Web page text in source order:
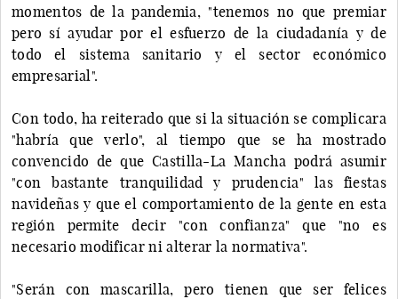
momentos de la pandemia, "tenemos no que premiar
pero sí ayudar por el esfuerzo de la ciudadanía y de
todo el sistema sanitario y el sector económico
empresarial".
Con todo, ha reiterado que si la situación se complicara
"habría que verlo", al tiempo que se ha mostrado
convencido de que Castilla-La Mancha podrá asumir
"con bastante tranquilidad y prudencia" las fiestas
navideñas y que el comportamiento de la gente en esta
región permite decir "con confianza" que "no es
necesario modificar ni alterar la normativa".
"Serán con mascarilla, pero tienen que ser felices